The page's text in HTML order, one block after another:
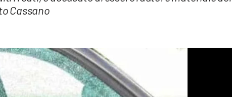
Cassano